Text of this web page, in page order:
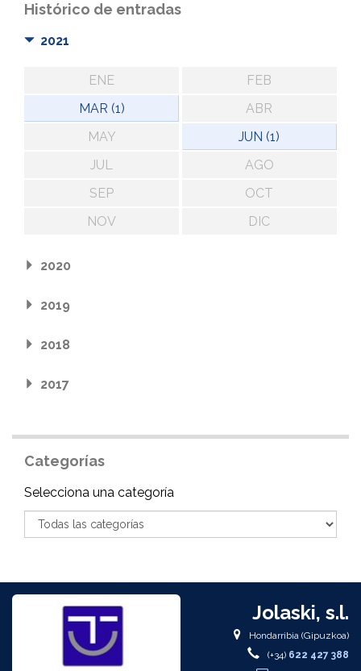
Histórico de entradas
2021
ENE
FEB
MAR (1)
ABR
MAY
JUN (1)
JUL
AGO
SEP
OCT
NOV
DIC
2020
2019
2018
2017
Categorías
Categoría
Selecciona una categoría
Jolaski, s.l.
Hondarribia (Gipuzkoa)
(+34) 622 427 388